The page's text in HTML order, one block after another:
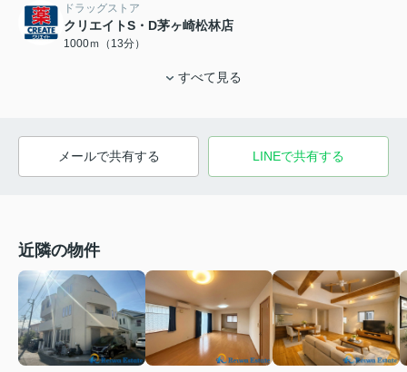
ドラッグストア
クリエイトS・D茅ヶ崎松林店
1000ｍ（13分）
すべて見る
メールで共有する LINEで共有する
近隣の物件